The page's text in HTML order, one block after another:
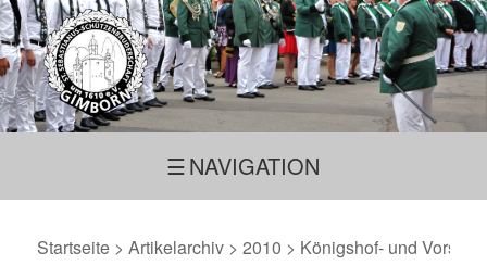
NAVIGATION
Startseite> Artikelarchiv> 2010 > Königshof- und